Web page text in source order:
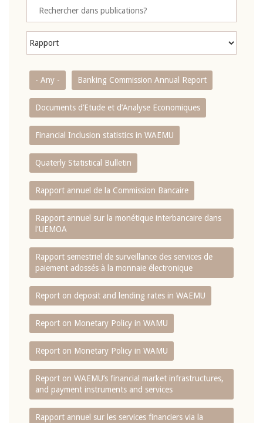
- Any - Banking Commission Annual Report
Documents d’Etude et d’Analyse Economiques
Financial Inclusion statistics in WAEMU
Quaterly Statistical Bulletin
Rapport annuel de la Commission Bancaire
Rapport annuel sur la monétique interbancaire dans
l'UEMOA
Rapport semestriel de surveillance des services de
paiement adossés à la monnaie électronique
Report on deposit and lending rates in WAEMU
Report on Monetary Policy in WAMU
Report on Monetary Policy in WAMU
Report on WAEMU’s financial market infrastructures,
and payment instruments and services
Rapport annuel sur les services financiers via la